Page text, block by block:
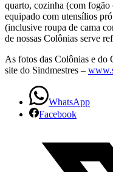
Clube
de
Campo
–
Sindmestres
quarto, cozinha (com
equipado com utensílios
(inclusive roupa de cama
de nossas Colônias serve
As fotos das Colônias e do
site do Sindmestres –
WhatsApp
Facebook